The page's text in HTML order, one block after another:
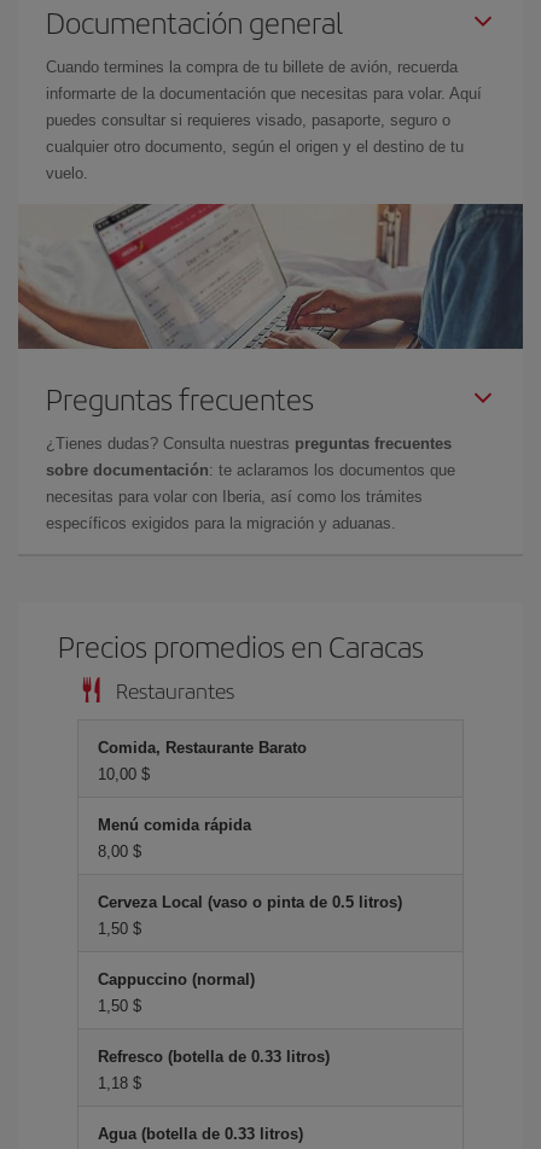
Documentación general
Cuando termines la compra de tu billete de avión, recuerda
informarte de la documentación que necesitas para volar. Aquí
puedes consultar si requieres visado, pasaporte, seguro o
cualquier otro documento, según el origen y el destino de tu
vuelo.
Preguntas frecuentes
¿Tienes dudas? Consulta nuestras preguntas frecuentes
sobre documentación: te aclaramos los documentos que
necesitas para volar con Iberia, así como los trámites
específicos exigidos para la migración y aduanas.
Precios promedios en Caracas
Restaurantes
Comida, Restaurante Barato
10,00 $
Menú comida rápida
8,00 $
Cerveza Local (vaso o pinta de 0.5 litros)
1,50 $
Cappuccino (normal)
1,50 $
Refresco (botella de 0.33 litros)
1,18 $
Agua (botella de 0.33 litros)